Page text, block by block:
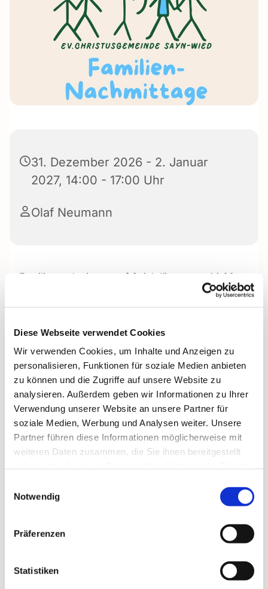
Diese Webseite verwendet Cookies
Wir verwenden Cookies, um Inhalte und Anzeigen zu
personalisieren, Funktionen für soziale Medien anbieten
zu können und die Zugriffe auf unsere Website zu
analysieren. Außerdem geben wir Informationen zu Ihrer
Verwendung unserer Website an unsere Partner für
soziale Medien, Werbung und Analysen weiter. Unsere
Partner führen diese Informationen möglicherweise mit
weiteren Daten zusammen, die Sie ihnen bereitgestellt
Notwendig
Präferenzen
Statistiken
31. Dezember 2026 - 2. Januar
2027, 14:00 - 17:00 Uhr
Olaf Neumann
Familiennachmittage auf Spielplätzen von 14:00
Essen, Über 'Gott und die Welt reden'
Dies könnte Sie auch
interessieren